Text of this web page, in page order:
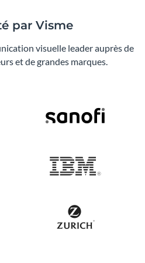
par Visme
visuelle leader auprès de
et de grandes marques.